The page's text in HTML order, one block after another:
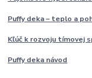
Puffy deka – teplo a
Kľúč k rozvoju tímovej
Puffy deka návod